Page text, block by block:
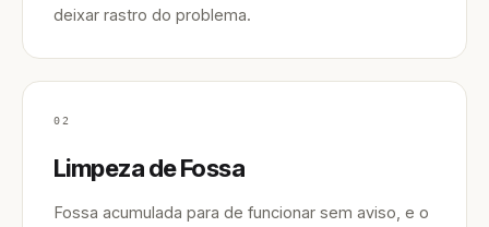
deixar rastro do problema.
02
Limpeza de Fossa
Fossa acumulada para de funcionar sem aviso, e o